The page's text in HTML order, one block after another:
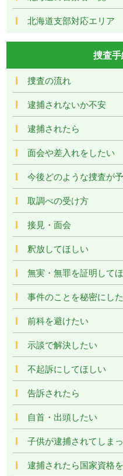
北海道支部対応エリア
捜査
捜査の流れ
逮捕されないか不安
逮捕されたら
面会や差入れをしたい
今後どのような捜査が
取調べの受け方
接見・面会
釈放してほしい
無実・無罪を証明して
事件のことを秘密にし
前科を避けたい
示談で解決したい
不起訴にしてほしい
告訴されたら
自首・出頭したい
子供が逮捕されてしま
逮捕されたら国家資格